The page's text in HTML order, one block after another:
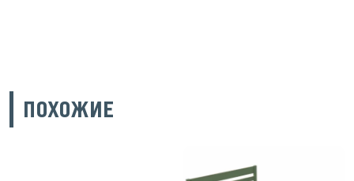
ПОХОЖИЕ